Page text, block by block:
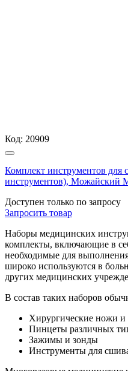
Код: 20909
Комплект инструментов для
инструментов),
Доступен только по запросу
Запросить товар
Наборы медицинских
комплекты, включающие в
необходимые для
широко используются в
других медицинских
В состав таких наборов
Хирургические ножи
Пинцеты различных
Зажимы и зонды
Инструменты для